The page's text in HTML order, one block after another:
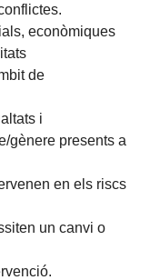
econòmiques
de
i
gènere presents a
en els riscs
un canvi o